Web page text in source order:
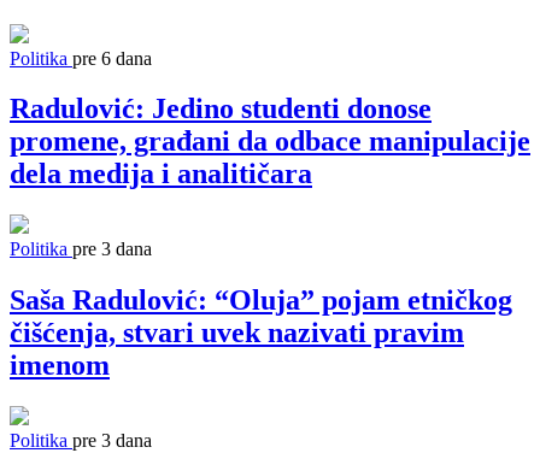
Politika pre 6 dana
Radulović: Jedino studenti donose
promene, građani da odbace manipulacije
dela medija i analitičara
Politika pre 3 dana
Saša Radulović: “Oluja” pojam etničkog
čišćenja, stvari uvek nazivati pravim
imenom
Politika pre 3 dana